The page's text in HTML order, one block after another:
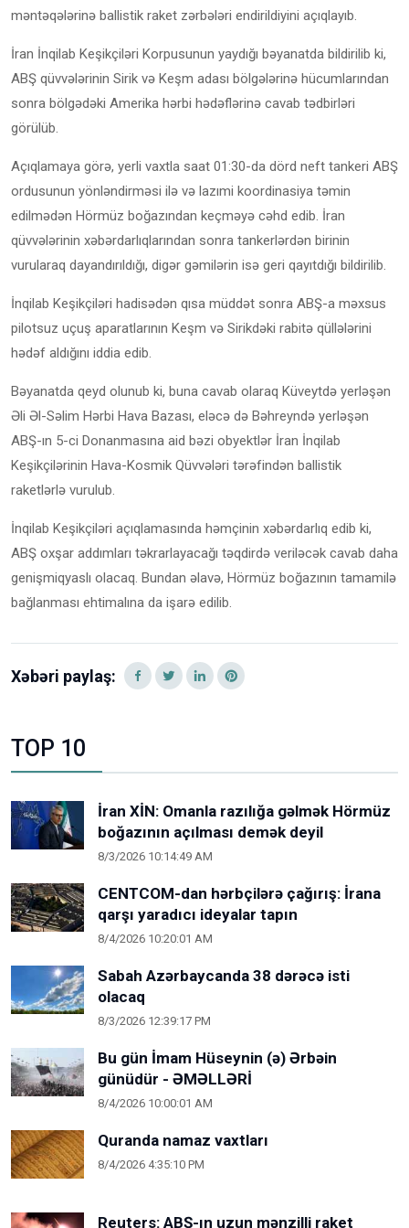
məntəqələrinə ballistik raket zərbələri endirildiyini açıqlayıb.
İran İnqilab Keşikçiləri Korpusunun yaydığı bəyanatda bildirilib ki,
ABŞ qüvvələrinin Sirik və Keşm adası bölgələrinə hücumlarından
sonra bölgədəki Amerika hərbi hədəflərinə cavab tədbirləri
görülüb.
Açıqlamaya görə, yerli vaxtla saat 01:30-da dörd neft tankeri ABŞ
ordusunun yönləndirməsi ilə və lazımi koordinasiya təmin
edilmədən Hörmüz boğazından keçməyə cəhd edib. İran
qüvvələrinin xəbərdarlıqlarından sonra tankerlərdən birinin
vurularaq dayandırıldığı, digər gəmilərin isə geri qayıtdığı bildirilib.
İnqilab Keşikçiləri hadisədən qısa müddət sonra ABŞ-a məxsus
pilotsuz uçuş aparatlarının Keşm və Sirikdəki rabitə qüllələrini
hədəf aldığını iddia edib.
Bəyanatda qeyd olunub ki, buna cavab olaraq Küveytdə yerləşən
Əli Əl-Səlim Hərbi Hava Bazası, eləcə də Bəhreyndə yerləşən
ABŞ-ın 5-ci Donanmasına aid bəzi obyektlər İran İnqilab
Keşikçilərinin Hava-Kosmik Qüvvələri tərəfindən ballistik
raketlərlə vurulub.
İnqilab Keşikçiləri açıqlamasında həmçinin xəbərdarlıq edib ki,
ABŞ oxşar addımları təkrarlayacağı təqdirdə veriləcək cavab daha
genişmiqyaslı olacaq. Bundan əlavə, Hörmüz boğazının tamamilə
bağlanması ehtimalına da işarə edilib.
Xəbəri paylaş:
TOP 10
İran XİN: Omanla razılığa gəlmək Hörmüz
boğazının açılması demək deyil
8/3/2026 10:14:49 AM
CENTCOM-dan hərbçilərə çağırış: İrana
qarşı yaradıcı ideyalar tapın
8/4/2026 10:20:01 AM
Sabah Azərbaycanda 38 dərəcə isti
olacaq
8/3/2026 12:39:17 PM
Bu gün İmam Hüseynin (ə) Ərbəin
günüdür - ƏMƏLLƏRİ
8/4/2026 10:00:01 AM
Quranda namaz vaxtları
8/4/2026 4:35:10 PM
Reuters: ABŞ-ın uzun mənzilli raket